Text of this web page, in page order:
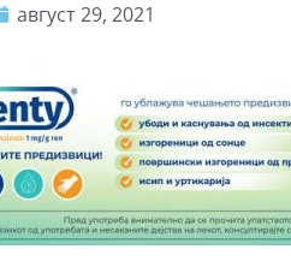
август 29, 2021